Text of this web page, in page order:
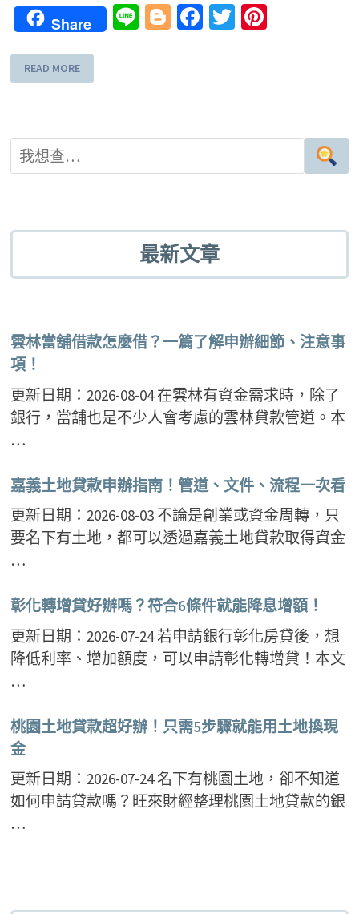
Share LineBlogger
Facebook
Twitter
READ MORE
最新文章
雲林當舖借款怎麼借？一篇了解申辦細節、注意事
項！
更新日期：2026-08-04 在雲林有資金需求時，除了
銀行，當舖也是不少人會考慮的雲林貸款管道。本
…
嘉義土地貸款申辦指南！管道、文件、流程一次看
更新日期：2026-08-03 不論是創業或資金周轉，只
要名下有土地，都可以透過嘉義土地貸款取得資金
…
彰化轉增貸好辦嗎？符合6條件就能降息增額！
更新日期：2026-07-24 若申請銀行彰化房貸後，想
降低利率、增加額度，可以申請彰化轉增貸！本文
…
桃園土地貸款超好辦！只需5步驟就能用土地換現
金
更新日期：2026-07-24 名下有桃園土地，卻不知道
如何申請貸款嗎？旺來財經整理桃園土地貸款的銀
…